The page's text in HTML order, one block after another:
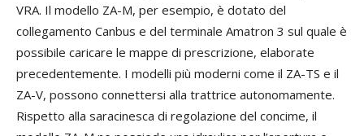
VRA. Il modello ZA-M, per esempio, è dotato del
collegamento Canbus e del terminale Amatron 3 sul quale è
possibile caricare le mappe di prescrizione, elaborate
precedentemente. I modelli più moderni come il ZA-TS e il
ZA-V, possono connettersi alla trattrice autonomamente.
Rispetto alla saracinesca di regolazione del concime, il